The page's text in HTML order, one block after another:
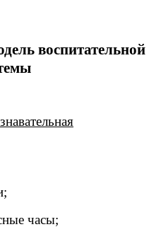
воспитательной
часы;